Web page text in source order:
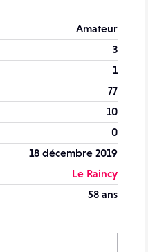
Amateur
3
1
77
10
0
18 décembre 2019
Le Raincy
58 ans